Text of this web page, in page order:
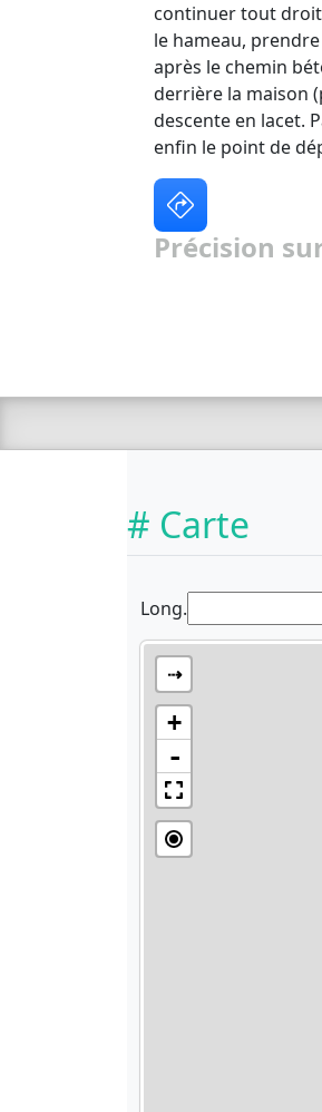
continuer tout droit
le hameau,
après le chemin
derrière la maison
descente en lacet.
enfin le point de
Précision
# Carte
Long.
⇢
+
-